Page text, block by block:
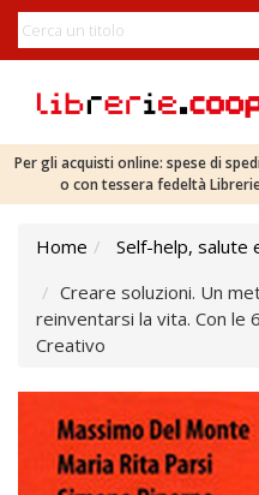
Per gli acquisti online: spese di
o con tessera fedeltà
Home
Self-help, salute
Creare soluzioni. Un
reinventarsi la vita. Con le
Creativo